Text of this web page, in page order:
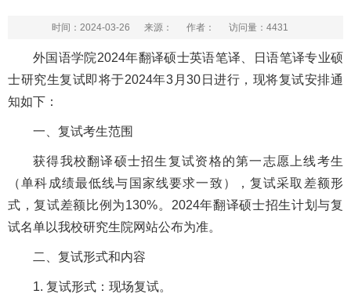
时间：2024-03-26 来源： 作者： 访问量： 4431
外国语学院2024年翻译硕士英语笔译、日语笔译专业硕
士研究生复试即将于2024年3月30日进行，现将复试安排通
知如下：
一、复试考生范围
获得我校翻译硕士招生复试资格的第一志愿上线考生
（单科成绩最低线与国家线要求一致），复试采取差额形
式，复试差额比例为130%。2024年翻译硕士招生计划与复
试名单以我校研究生院网站公布为准。
二、复试形式和内容
1. 复试形式：现场复试。